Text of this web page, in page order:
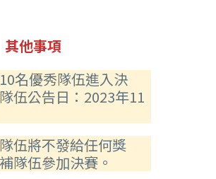
其他事項
名優秀隊伍進入決
伍公告日：2023年11
伍將不發給任何獎
隊伍參加決賽。